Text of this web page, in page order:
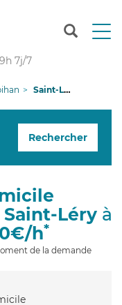
T
n
g
i
7j/7
Saint-Léry
Rechercher
Saint-Léryà
h*
de la demande